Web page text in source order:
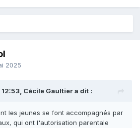
2025
Cécile Gaultier a dit :
les jeunes se font accompagnés par
qui ont l'autorisation parentale